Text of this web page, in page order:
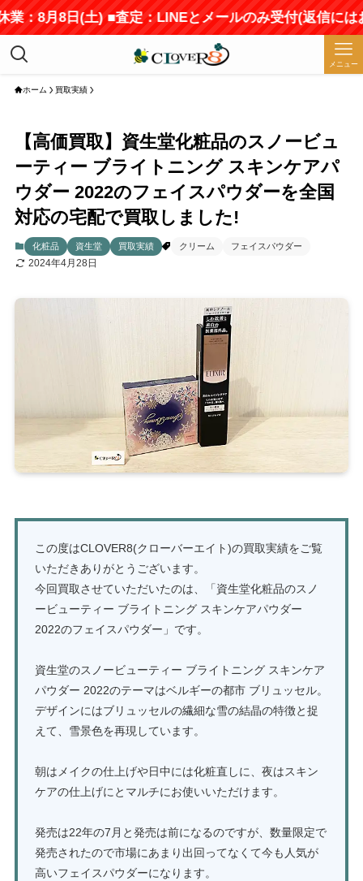
：8月8日(土) ■査定：LINEとメールのみ受付(返信にはお
メニュー
ホーム 買取実績
【高価買取】資生堂化粧品のスノービュ
ーティー ブライトニング スキンケアパ
ウダー 2022のフェイスパウダーを全国
対応の宅配で買取しました!
化粧品 資生堂 買取実績 クリーム フェイスパウダー
2024年4月28日
この度はCLOVER8(クローバーエイト)の買取実績をご覧
いただきありがとうございます。
今回買取させていただいたのは、「資生堂化粧品のスノ
ービューティー ブライトニング スキンケアパウダー
2022のフェイスパウダー」です。
資生堂のスノービューティー ブライトニング スキンケア
パウダー 2022のテーマはベルギーの都市 ブリュッセル。
デザインにはブリュッセルの繊細な雪の結晶の特徴と捉
えて、雪景色を再現しています。
朝はメイクの仕上げや日中には化粧直しに、夜はスキン
ケアの仕上げにとマルチにお使いいただけます。
発売は22年の7月と発売は前になるのですが、数量限定で
発売されたので市場にあまり出回ってなくて今も人気が
高いフェイスパウダーになります。